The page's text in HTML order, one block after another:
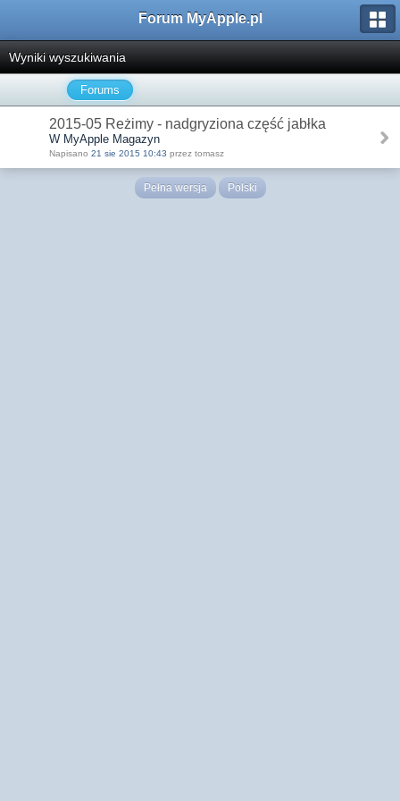
Forum MyApple.pl
Wyniki wyszukiwania
Forums
2015-05 Reżimy - nadgryziona część jabłka
W MyApple Magazyn
Napisano 21 sie 2015 10:43 przez tomasz
Pełna wersja Polski